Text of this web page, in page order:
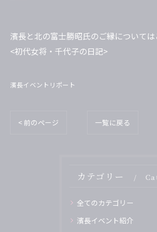
濱長と北の富士勝昭氏のご縁については
<初代女将・千代子の日記>
濱長イベントリポート
< 前のページ 一覧に戻る
カテゴリー
全てのカテゴリー
濱長イベント紹介